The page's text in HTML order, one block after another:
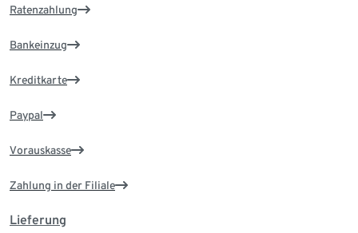
Ratenzahlung
Bankeinzug
Kreditkarte
Paypal
Vorauskasse
Zahlung in der Filiale
Lieferung